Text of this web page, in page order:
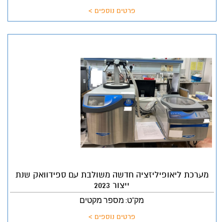
פרטים נוספים >
מערכת ליאופיליזציה חדשה משולבת עם ספידוואק שנת
ייצור 2023
מק"ט: מספר מקטים
פרטים נוספים >